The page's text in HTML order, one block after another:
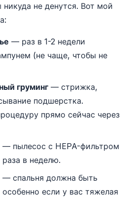
никуда не денутся. Вот мой
— раз в 1-2 недели
(не чаще, чтобы не
груминг — стрижка,
подшерстка.
прямо сейчас через
— пылесос с HEPA-фильтром
в неделю.
— спальня должна быть
если у вас тяжелая